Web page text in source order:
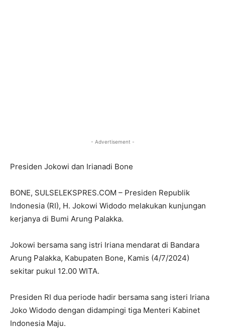
- Advertisement -
Presiden Jokowi dan Irianadi Bone
BONE, SULSELEKSPRES.COM – Presiden Republik
Indonesia (RI), H. Jokowi Widodo melakukan kunjungan
kerjanya di Bumi Arung Palakka.
Jokowi bersama sang istri Iriana mendarat di Bandara
Arung Palakka, Kabupaten Bone, Kamis (4/7/2024)
sekitar pukul 12.00 WITA.
Presiden RI dua periode hadir bersama sang isteri Iriana
Joko Widodo dengan didampingi tiga Menteri Kabinet
Indonesia Maju.